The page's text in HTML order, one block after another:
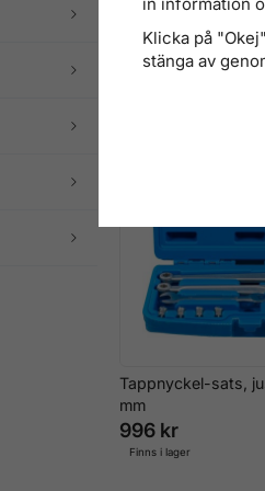
Ledad-Haknyckel
276 kr
Finns i lager
Tappnyckel-sats,
mm
996 kr
Finns i lager
Klicka på
stänga av